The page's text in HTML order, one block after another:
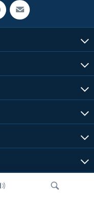
ຕາມເວລາໃນລາວ